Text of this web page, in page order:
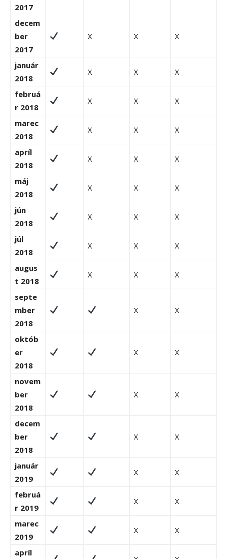
2017
decem
ber
2017
X X X
január
2018
X X X
februá
r 2018
X X X
marec
2018
X X X
apríl
2018
X X X
máj
2018
X X X
jún
2018
X X X
júl
2018
X X X
augus
t 2018
X X X
septe
mber
2018
X X
októb
er
2018
X X
novem
ber
2018
X X
decem
ber
2018
X X
január
2019
X X
februá
r 2019
X X
marec
2019
X X
apríl